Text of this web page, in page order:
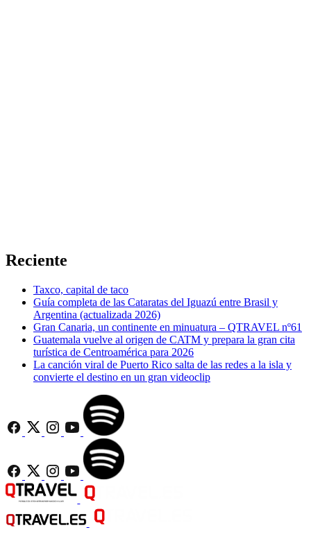
Reciente
Taxco, capital de taco
Guía completa de las Cataratas del Iguazú entre Brasil y
Argentina (actualizada 2026)
Gran Canaria, un continente en minuatura – QTRAVEL nº61
Guatemala vuelve al origen de CATM y prepara la gran cita
turística de Centroamérica para 2026
La canción viral de Puerto Rico salta de las redes a la isla y
convierte el destino en un gran videoclip